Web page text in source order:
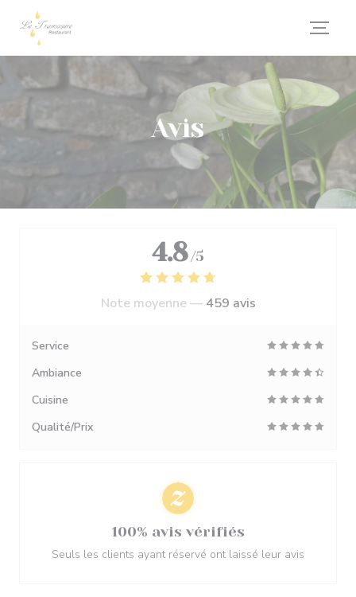
Personnalisation de vos choix en matière de cookies
Avis
4.8 /5
Note moyenne — 459 avis
Service
Ambiance
Cuisine
Qualité/Prix
100% avis vérifiés
Seuls les clients ayant réservé ont laissé leur avis